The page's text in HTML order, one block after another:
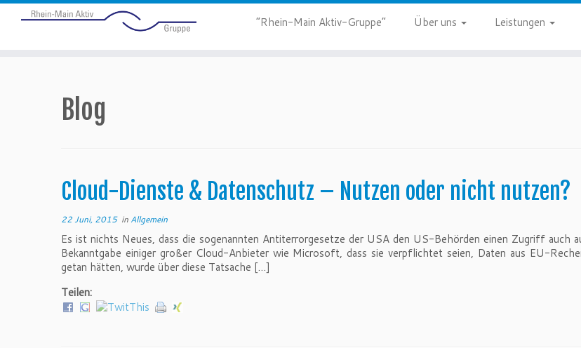
“Rhein-Main Aktiv-Gruppe” Über uns Leistungen
Blog
Cloud-Dienste & Datenschutz – Nutzen oder nicht nutzen?
22 Juni, 2015in Allgemein
Es ist nichts Neues, dass die sogenannten Antiterrorgesetze der USA den US-Behörden einen Zugriff auch
Bekanntgabe einiger großer Cloud-Anbieter wie Microsoft, dass sie verpflichtet seien, Daten aus EU-
getan hätten, wurde über diese Tatsache […]
Teilen: